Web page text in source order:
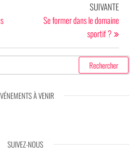
SUIVANTE
Se former dans le domaine
sportif ?
À VENIR
SUIVEZ-NOUS